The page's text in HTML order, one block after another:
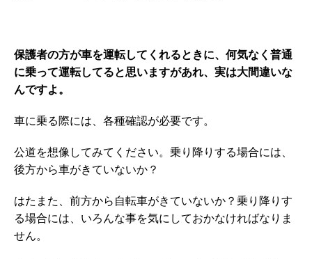
保護者の方が車を運転してくれるときに、何気なく普通
に乗って運転してると思いますがあれ、実は大間違いな
んですよ。
車に乗る際には、各種確認が必要です。
公道を想像してみてください。乗り降りする場合には、
後方から車がきていないか？
はたまた、前方から自転車がきていないか？乗り降りす
る場合には、いろんな事を気にしておかなければなりま
せん。